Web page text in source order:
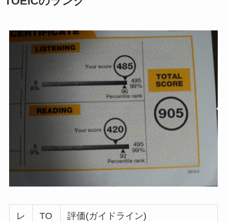
レ
TO
評価(ガイドライン)